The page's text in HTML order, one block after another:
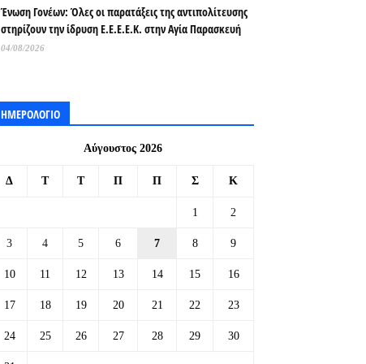
Ένωση Γονέων: Όλες οι παρατάξεις της αντιπολίτευσης
στηρίζουν την ίδρυση Ε.Ε.Ε.Ε.Κ. στην Αγία Παρασκευή
04/08/2026
ΗΜΕΡΟΛΟΓΙΟ
Αύγουστος 2026
Δ Τ Τ Π Π Σ Κ
1 2
3 4 5 6 7 8 9
10 11 12 13 14 15 16
17 18 19 20 21 22 23
24 25 26 27 28 29 30